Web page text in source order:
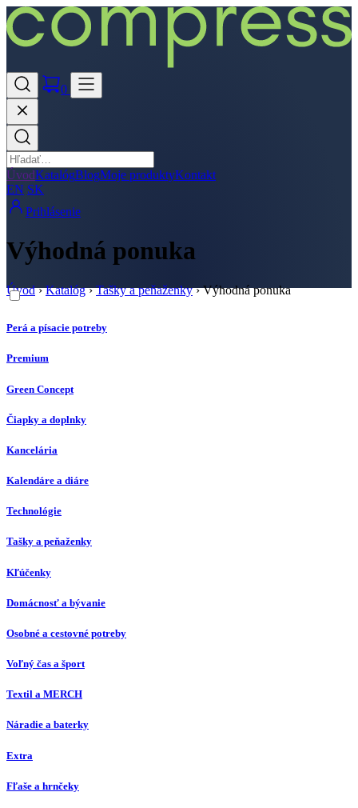
0
ÚvodKatalógBlogMoje produktyKontakt
EN SK
Prihlásenie
Výhodná ponuka
Úvod › Katalóg › Tašky a peňaženky › Výhodná ponuka
Perá a písacie potreby
Premium
Green Concept
Čiapky a doplnky
Kancelária
Kalendáre a diáre
Technológie
Tašky a peňaženky
Kľúčenky
Domácnosť a bývanie
Osobné a cestovné potreby
Voľný čas a šport
Textil a MERCH
Náradie a baterky
Extra
Fľaše a hrnčeky